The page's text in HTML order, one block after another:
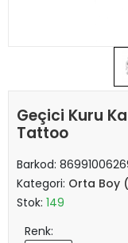
Geçici Kuru
Tattoo
Barkod:
Kategori: Orta Boy
Stok: 149
Renk: